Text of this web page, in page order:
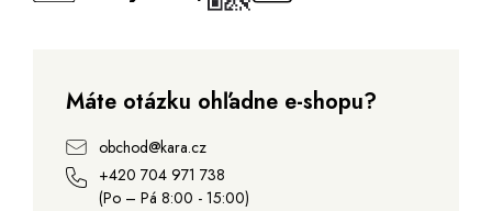
Máte otázku ohľadne e-shopu?
obchod@kara.cz
+420 704 971 738
(Po – Pá 8:00 - 15:00)